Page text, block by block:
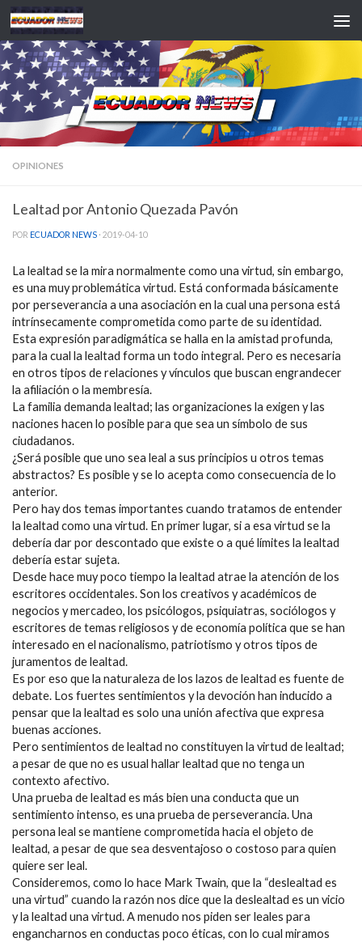
Saltar al contenido
OPINIONES
Lealtad por Antonio Quezada Pavón
POR ECUADOR NEWS · 2019-04-10
La lealtad se la mira normalmente como una virtud, sin embargo,
es una muy problemática virtud. Está conformada básicamente
por perseverancia a una asociación en la cual una persona está
intrínsecamente comprometida como parte de su identidad.
Esta expresión paradigmática se halla en la amistad profunda,
para la cual la lealtad forma un todo integral. Pero es necesaria
en otros tipos de relaciones y vínculos que buscan engrandecer
la afiliación o la membresía.
La familia demanda lealtad; las organizaciones la exigen y las
naciones hacen lo posible para que sea un símbolo de sus
ciudadanos.
¿Será posible que uno sea leal a sus principios u otros temas
abstractos? Es posible y se lo acepta como consecuencia de lo
anterior.
Pero hay dos temas importantes cuando tratamos de entender
la lealtad como una virtud. En primer lugar, si a esa virtud se la
debería dar por descontado que existe o a qué límites la lealtad
debería estar sujeta.
Desde hace muy poco tiempo la lealtad atrae la atención de los
escritores occidentales. Son los creativos y académicos de
negocios y mercadeo, los psicólogos, psiquiatras, sociólogos y
escritores de temas religiosos y de economía política que se han
interesado en el nacionalismo, patriotismo y otros tipos de
juramentos de lealtad.
Es por eso que la naturaleza de los lazos de lealtad es fuente de
debate. Los fuertes sentimientos y la devoción han inducido a
pensar que la lealtad es solo una unión afectiva que expresa
buenas acciones.
Pero sentimientos de lealtad no constituyen la virtud de lealtad;
a pesar de que no es usual hallar lealtad que no tenga un
contexto afectivo.
Una prueba de lealtad es más bien una conducta que un
sentimiento intenso, es una prueba de perseverancia. Una
persona leal se mantiene comprometida hacia el objeto de
lealtad, a pesar de que sea desventajoso o costoso para quien
quiere ser leal.
Consideremos, como lo hace Mark Twain, que la “deslealtad es
una virtud” cuando la razón nos dice que la deslealtad es un vicio
y la lealtad una virtud. A menudo nos piden ser leales para
engancharnos en conductas poco éticas, con lo cual miramos